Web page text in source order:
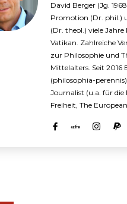
David Berger (Jg.
Promotion (Dr. phil.)
(Dr. theol.) viele Jahre
Vatikan. Zahlreiche
zur Philosophie und
Mittelalters. Seit 2016
(philosophia-
Journalist (u.a. für die
Freiheit, The